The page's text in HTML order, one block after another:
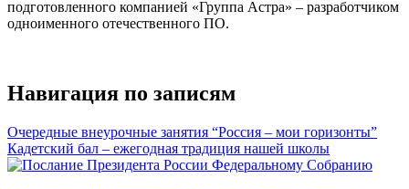
подготовленного компанией «Группа Астра» – разработчиком
одноименного отечественного ПО.
Навигация по записям
Очередные внеурочные занятия “Россия – мои горизонты”
Кадетский бал – ежегодная традиция нашей школы